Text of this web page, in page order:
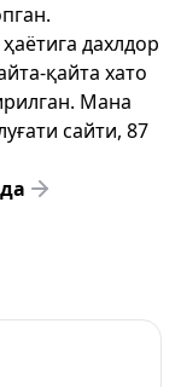
дахлдор
қайта хато
Мана
сайти, 87